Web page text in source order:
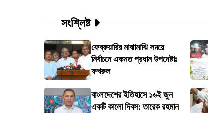
সংশ্লিষ্ট
ফেব্রুয়ারির মাঝামাঝি সময়ে
নির্বাচনে একমত প্রধান উপদেষ্টাঃ
ফখরুল
বাংলাদেশের ইতিহাসে ১৬ই জুন
একটি কালো দিবস: তারেক রহমান